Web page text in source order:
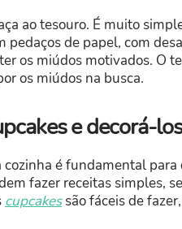
ao tesouro. É muito
pedaços de papel, com
os miúdos motivados. O
os miúdos na busca.
e decorá-
cozinha é fundamental
fazer receitas simples,
cupcakessão fáceis de